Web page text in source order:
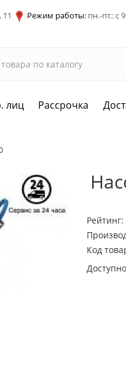
Режим работы: пн.-пт.: с
лиц Рассрочка
Рейтинг:
Код